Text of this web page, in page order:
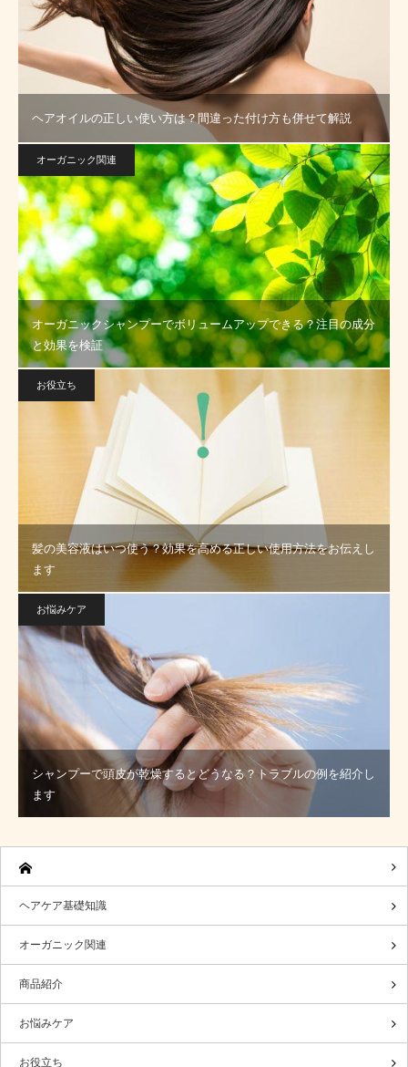
ヘアオイルの正しい使い方は？間違った付け方も併せて解説
オーガニック関連
オーガニックシャンプーでボリュームアップできる？注目の成分
と効果を検証
お役立ち
髪の美容液はいつ使う？効果を高める正しい使用方法をお伝えし
ます
お悩みケア
シャンプーで頭皮が乾燥するとどうなる？トラブルの例を紹介し
ます
ヘアケア基礎知識
オーガニック関連
商品紹介
お悩みケア
お役立ち